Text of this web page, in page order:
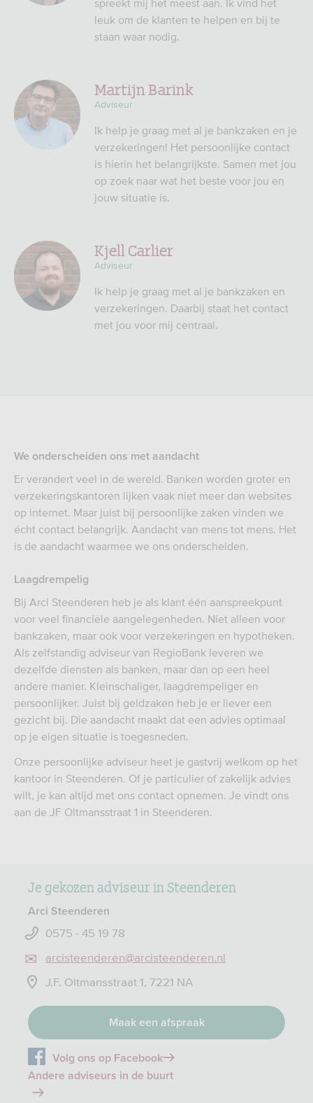
spreekt mij het meest aan. Ik vind het
leuk om de klanten te helpen en bij te
staan waar nodig.
Martijn Barink
Adviseur
Ik help je graag met al je bankzaken en je
verzekeringen! Het persoonlijke contact
is hierin het belangrijkste. Samen met jou
op zoek naar wat het beste voor jou en
jouw situatie is.
Kjell Carlier
Adviseur
Ik help je graag met al je bankzaken en
verzekeringen. Daarbij staat het contact
met jou voor mij centraal.
We onderscheiden ons met aandacht
Er verandert veel in de wereld. Banken worden groter en
verzekeringskantoren lijken vaak niet meer dan websites
op internet. Maar juist bij persoonlijke zaken vinden we
écht contact belangrijk. Aandacht van mens tot mens. Het
is de aandacht waarmee we ons onderscheiden.
Laagdrempelig
Bij Arci Steenderen heb je als klant één aanspreekpunt
voor veel financiële aangelegenheden. Niet alleen voor
bankzaken, maar ook voor verzekeringen en hypotheken.
Als zelfstandig adviseur van RegioBank leveren we
dezelfde diensten als banken, maar dan op een heel
andere manier. Kleinschaliger, laagdrempeliger en
persoonlijker. Juist bij geldzaken heb je er liever een
gezicht bij. Die aandacht maakt dat een advies optimaal
op je eigen situatie is toegesneden.
Onze persoonlijke adviseur heet je gastvrij welkom op het
kantoor in Steenderen. Of je particulier of zakelijk advies
wilt, je kan altijd met ons contact opnemen. Je vindt ons
aan de JF Oltmansstraat 1 in Steenderen.
Je gekozen adviseur in Steenderen
Arci Steenderen
0575 - 45 19 78
arcisteenderen@arcisteenderen.nl
J.F. Oltmansstraat 1, 7221 NA
Maak een afspraak
Volg ons op Facebook
Andere adviseurs in de buurt